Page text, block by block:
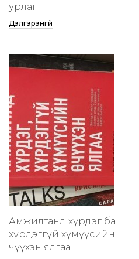
урлаг
Дэлгэрэнгүй
Амжилтанд хүрдэг ба
хүрдэггүй хүмүүсийн
өчүүхэн ялгаа